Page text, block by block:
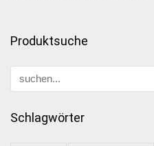
Produktsuche
Schlagwörter